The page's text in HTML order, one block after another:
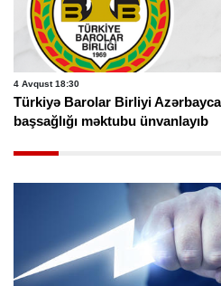
4 Avqust 18:30
Türkiyə Barolar Birliyi
başsağlığı məktubu ünvanlayıb